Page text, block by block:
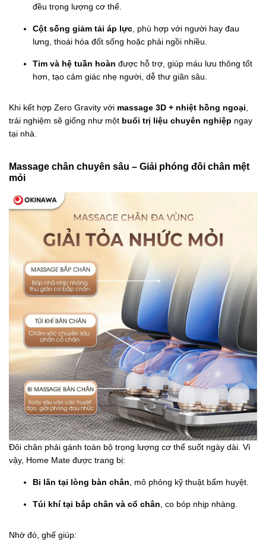
đều trọng lượng cơ thể.
Cột sống giảm tải áp lực, phù hợp với người hay đau
lưng, thoái hóa đốt sống hoặc phải ngồi nhiều.
Tim và hệ tuần hoàn được hỗ trợ, giúp máu lưu thông tốt
hơn, tạo cảm giác nhẹ người, dễ thư giãn sâu.
Khi kết hợp Zero Gravity với massage 3D + nhiệt hồng ngoại,
trải nghiệm sẽ giống như một buổi trị liệu chuyên nghiệp ngay
tại nhà.
Massage chân chuyên sâu – Giải phóng đôi chân mệt
mỏi
Đôi chân phải gánh toàn bộ trọng lượng cơ thể suốt ngày dài. Vì
vậy, Home Mate được trang bị:
Bi lăn tại lòng bàn chân, mô phỏng kỹ thuật bấm huyệt.
Túi khí tại bắp chân và cổ chân, co bóp nhịp nhàng.
Nhờ đó, ghế giúp: